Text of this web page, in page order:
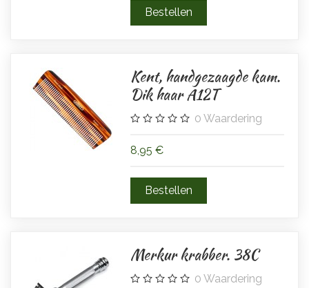
Kent, handgezaagde kam.
Dik haar A12T
0 Waardering
8,95 €
Merkur krabber. 38C
0 Waardering